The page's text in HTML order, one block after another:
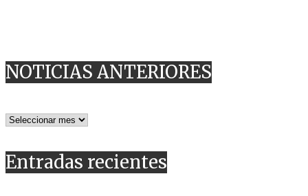
NOTICIAS ANTERIORES
NOTICIAS
Entradas recientes